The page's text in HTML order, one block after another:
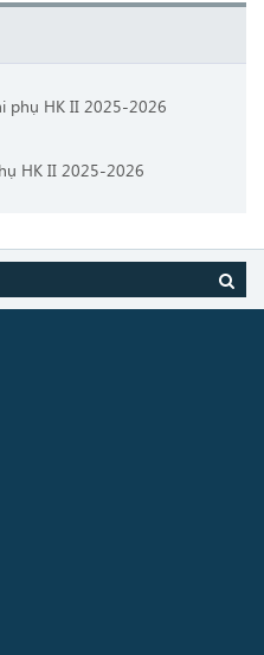
phụ HK II 2025-2026
HK II 2025-2026